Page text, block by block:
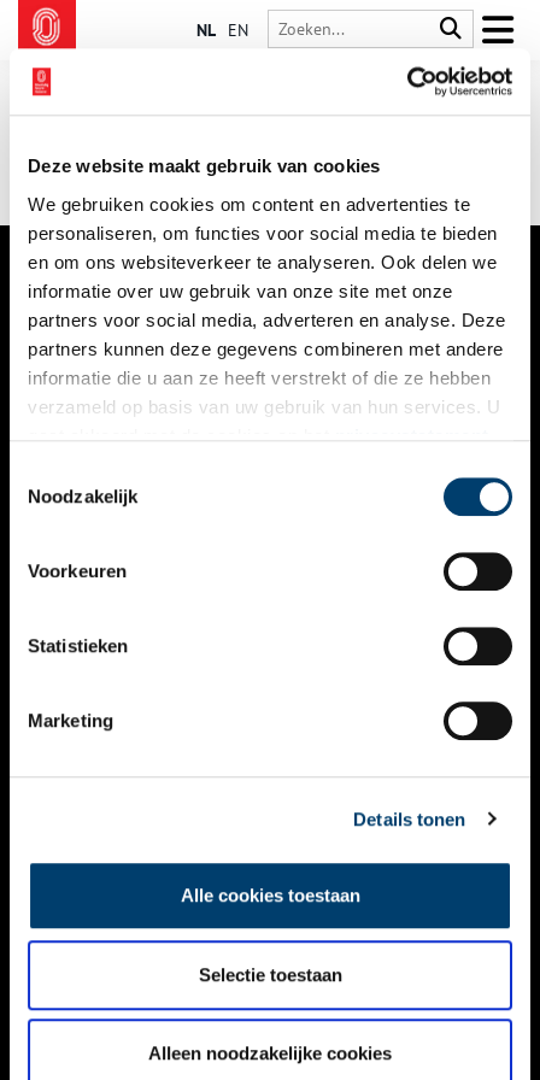
Deze website maakt gebruik van cookies
We gebruiken cookies om content en advertenties te
personaliseren, om functies voor social media te bieden
en om ons websiteverkeer te analyseren. Ook delen we
informatie over uw gebruik van onze site met onze
partners voor social media, adverteren en analyse. Deze
partners kunnen deze gegevens combineren met andere
informatie die u aan ze heeft verstrekt of die ze hebben
verzameld op basis van uw gebruik van hun services. U
Noodzakelijk
Voorkeuren
Statistieken
Marketing
Details tonen
Alle cookies toestaan
Selectie toestaan
Alleen noodzakelijke cookies
NL EN
VERHALEN
NIEUWS
KALENDER
ACTIVITEITEN
NIEUWSBRIEF
DISCLAIMER
TOEGANKELIJKHEID
Volg ONH op social media